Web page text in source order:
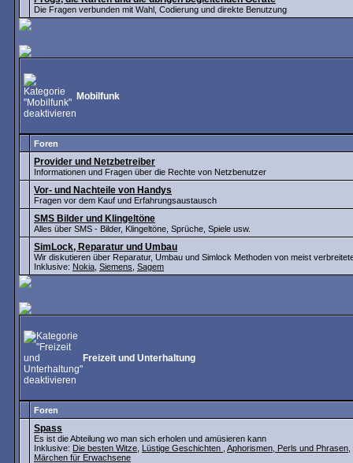
Die Fragen verbunden mit Wahl, Codierung und direkte Benutzung
Mobilfunk
Foren
Provider und Netzbetreiber
Informationen und Fragen über die Rechte von Netzbenutzer
Vor- und Nachteile von Handys
Fragen vor dem Kauf und Erfahrungsaustausch
SMS Bilder und Klingeltöne
Alles über SMS - Bilder, Klingeltöne, Sprüche, Spiele usw.
SimLock, Reparatur und Umbau
Wir diskutieren über Reparatur, Umbau und Simlock Methoden von meist
Inklusive: Nokia Siemens Sagem
Freizeit und Unterhaltung
Foren
Spass
Es ist die Abteilung wo man sich erholen und amüsieren kann
Inklusive: Die besten Witze Lüstige Geschichten Aphorismen, Perls und Phrasen
Märchen für Erwachsene